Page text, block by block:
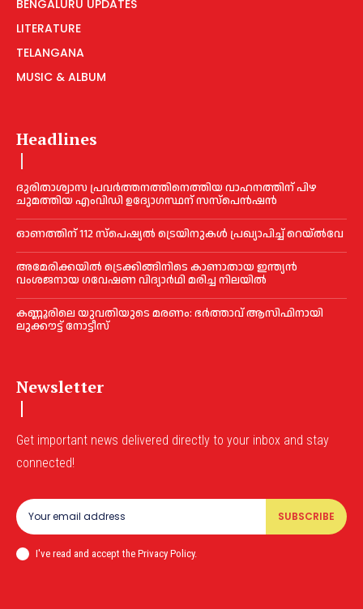
BENGALURU UPDATES
LITERATURE
TELANGANA
MUSIC & ALBUM
Headlines
ദുരിതാശ്വാസ പ്രവര്‍ത്തനത്തിനെത്തിയ വാഹനത്തിന് പിഴ
ചുമത്തിയ എംവിഡി ഉദ്യോഗസ്ഥന് സസ്പെൻഷൻ
ഓണത്തിന് 112 സ്പെഷ്യല്‍ ട്രെയിനുകള്‍ പ്രഖ്യാപിച്ച്‌ റെയ്ല്‍വേ
അമേരിക്കയില്‍ ട്രെക്കിങ്ങിനിടെ കാണാതായ ഇന്ത്യൻ
വംശജനായ ഗവേഷണ വിദ്യാര്‍ഥി മരിച്ച നിലയില്‍
കണ്ണൂരിലെ യുവതിയുടെ മരണം: ഭര്‍ത്താവ് ആസിഫിനായി
ലുക്കൗട്ട് നോട്ടീസ്
Newsletter
Get important news delivered directly to your inbox and stay
connected!
SUBSCRIBE
I've read and accept the Privacy Policy.